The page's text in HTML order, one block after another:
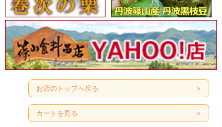
お店のトップへ戻る
カートを見る